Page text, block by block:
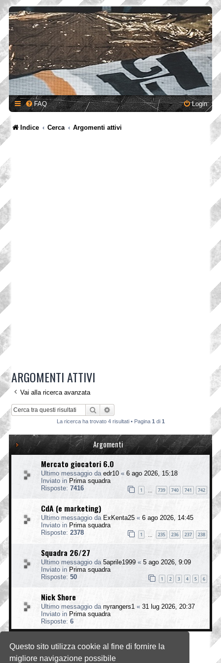
Questo sito utilizza cookie al fine di fornire la
migliore navigazione possibile
FAQ Login
Indice Cerca Argomenti attivi
ARGOMENTI ATTIVI
Vai alla ricerca avanzata
Cerca
La ricerca ha trovato 4 risultati • Pagina 1 di 1
Argomenti
Mercato giocatori 6.0
Ultimo messaggio da edr10 « 6 ago 2026, 15:18
Inviato in Prima squadra
Risposte: 7416 1 739 740 741 742
CdA (e marketing)
Ultimo messaggio da ExKenta25 « 6 ago 2026, 14:45
Inviato in Prima squadra
Risposte: 2378 1 235 236 237 238
Squadra 26/27
Ultimo messaggio da 5aprile1999 « 5 ago 2026, 9:09
Inviato in Prima squadra
Risposte: 50 1 2 3 4 5 6
Nick Shore
Ultimo messaggio da nyrangers1 « 31 lug 2026, 20:37
Inviato in Prima squadra
Risposte: 6